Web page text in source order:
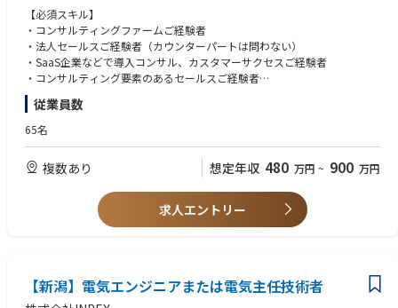
・エネオク導入が決定した自治体に対する、電力調達までのカスタマーサ
クセス
・社内PMチーム、オペレーションチームとの連携
・ナレッジを体系化し、チームスキルを平準化
・オペレーション各種の合理化、効率化
【仕事のやりがい】
・スタートアップ初期のコアメンバーとして、事業推進、組織作りを経験
・電力業界のDXやスタートアップの成長を自分ごととして体験できます。
う役に立っているのか？実感値を得ながら仕事を進めることができます。
・原則フルリモートなので、1日24時間の自分の時間を自分らしく使うこ
・入社時に、ご希望と弊社の期待値をすり合わせ取り組んでいただきま
す。
【必須スキル】
・コンサルティングファームご経験者
・法人セールスご経験者（カウンターパートは問わない）
・SaaS企業などで導入コンサル、カスタマーサクセスご経験者
・コンサルティング要素のあるセールスご経験者
・営業企画のご経験
上記いずれかに加えて、マネージャーのご経験
・電力小売、太陽光等説明の営業経験
・官公庁自治体向けの営業経験
・プレゼンテーションスキル
・脱炭素に関連するコンサルティング経験
・自らの経験に捉われない吸収力やアイデアと領域を制限しない向上心を
従業員数
65名
複数あり 想定年収 480 万円 ~ 900 万円
求人エントリー
【新潟】電気エンジニアまたは電気主任技術者